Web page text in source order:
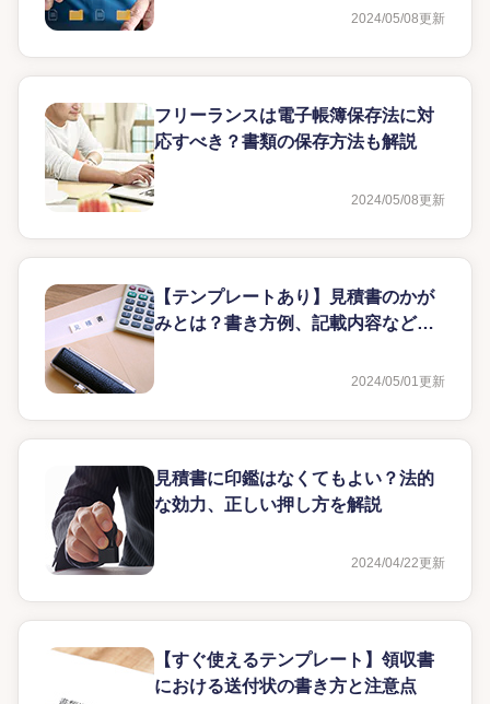
2024/05/08更新
フリーランスは電子帳簿保存法に対
応すべき？書類の保存方法も解説
2024/05/08更新
【テンプレートあり】見積書のかが
みとは？書き方例、記載内容などを
2024/05/01更新
見積書に印鑑はなくてもよい？法的
な効力、正しい押し方を解説
2024/04/22更新
【すぐ使えるテンプレート】領収書
における送付状の書き方と注意点